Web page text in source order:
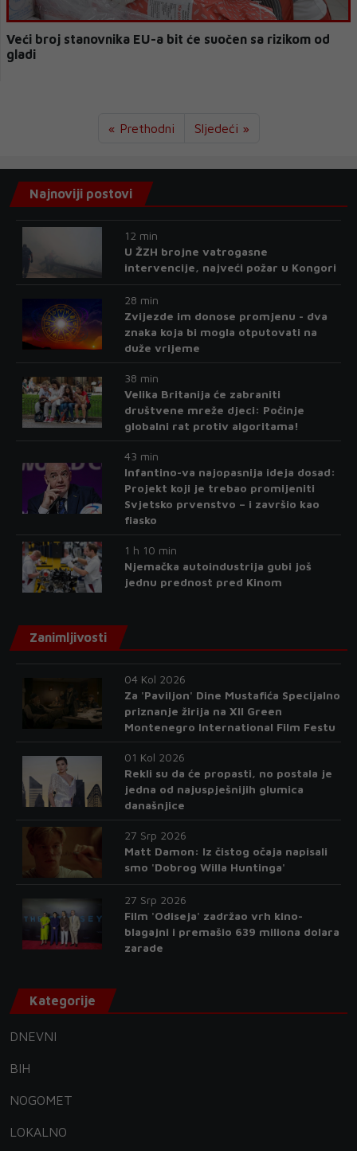
Veći broj stanovnika EU-a bit će suočen sa rizikom od
gladi
« Prethodni Sljedeći »
Najnoviji postovi
12 min
U ŽZH brojne vatrogasne
intervencije, najveći požar u Kongori
28 min
Zvijezde im donose promjenu - dva
znaka koja bi mogla otputovati na
duže vrijeme
38 min
Velika Britanija će zabraniti
društvene mreže djeci: Počinje
globalni rat protiv algoritama!
43 min
Infantino-va najopasnija ideja dosad:
Projekt koji je trebao promijeniti
Svjetsko prvenstvo – i završio kao
fiasko
1 h 10 min
Njemačka autoindustrija gubi još
jednu prednost pred Kinom
Zanimljivosti
04 Kol 2026
Za 'Paviljon' Dine Mustafića Specijalno
priznanje žirija na XII Green
Montenegro International Film Festu
01 Kol 2026
Rekli su da će propasti, no postala je
jedna od najuspješnijih glumica
današnjice
27 Srp 2026
Matt Damon: Iz čistog očaja napisali
smo 'Dobrog Willa Huntinga'
27 Srp 2026
Film 'Odiseja' zadržao vrh kino-
blagajni i premašio 639 miliona dolara
zarade
Kategorije
DNEVNI
BIH
NOGOMET
LOKALNO